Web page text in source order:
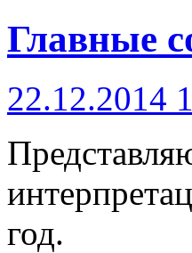
Главные
22.12.2014
год.